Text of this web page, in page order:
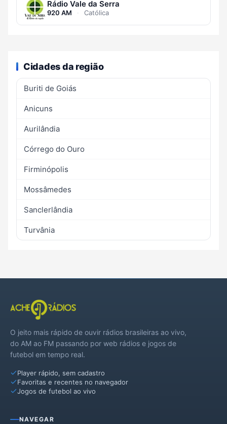
Rádio Vale da Serra
920 AM · Católica
Cidades da região
Buriti de Goiás
Anicuns
Aurilândia
Córrego do Ouro
Firminópolis
Mossâmedes
Sanclerlândia
Turvânia
O jeito mais rápido de ouvir rádios brasileiras ao vivo,
do AM ao FM passando por web rádios e jogos de
futebol em tempo real.
Player rápido, sem cadastro
Favoritas e recentes no navegador
Jogos de futebol ao vivo
NAVEGAR